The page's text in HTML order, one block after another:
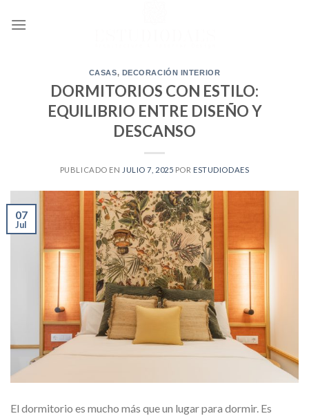
CASAS, DECORACIÓN INTERIOR
DORMITORIOS CON ESTILO:
EQUILIBRIO ENTRE DISEÑO Y
DESCANSO
PUBLICADO EN JULIO 7, 2025 POR ESTUDIODAES
07
Jul
El dormitorio es mucho más que un lugar para dormir. Es